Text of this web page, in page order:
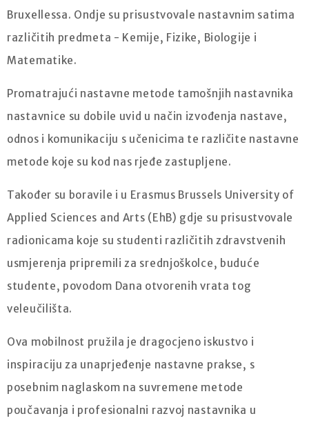
Bruxellessa. Ondje su prisustvovale nastavnim satima
različitih predmeta - Kemije, Fizike, Biologije i
Matematike.
Promatrajući nastavne metode tamošnjih nastavnika
nastavnice su dobile uvid u način izvođenja nastave,
odnos i komunikaciju s učenicima te različite nastavne
metode koje su kod nas rjeđe zastupljene.
Također su boravile i u Erasmus Brussels University of
Applied Sciences and Arts (EhB) gdje su prisustvovale
radionicama koje su studenti različitih zdravstvenih
usmjerenja pripremili za srednjoškolce, buduće
studente, povodom Dana otvorenih vrata tog
veleučilišta.
Ova mobilnost pružila je dragocjeno iskustvo i
inspiraciju za unaprjeđenje nastavne prakse, s
posebnim naglaskom na suvremene metode
poučavanja i profesionalni razvoj nastavnika u